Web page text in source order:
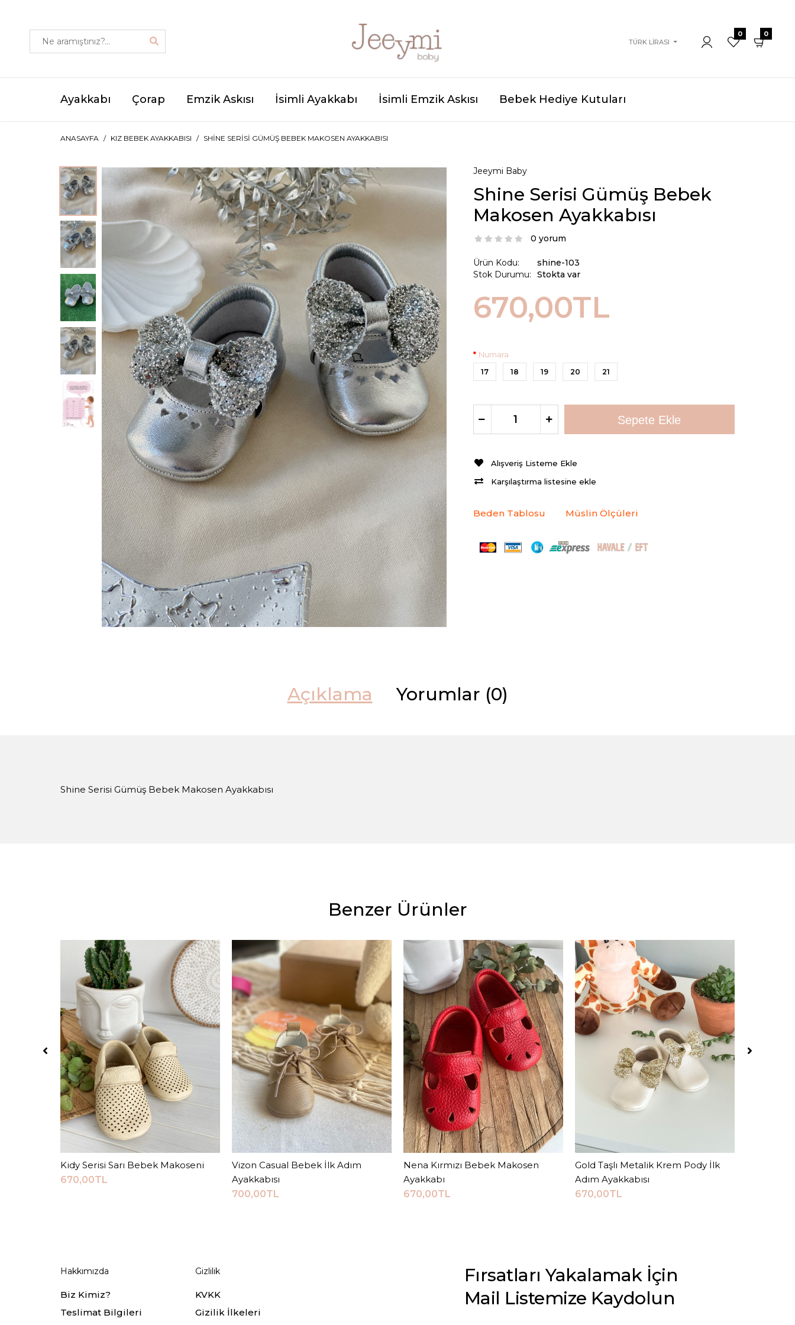
TÜRK LIRASI
0 0
Ayakkabı Çorap Emzik Askısı İsimli Ayakkabı İsimli Emzik Askısı Bebek Hediye Kutuları
ANASAYFA KIZ BEBEK AYAKKABISI SHINE SERISI GÜMÜŞ BEBEK MAKOSEN AYAKKABISI
Jeeymi Baby
Shine Serisi Gümüş Bebek
Makosen Ayakkabısı
0 yorum
Ürün Kodu:
Stok Durumu:
shine-103
Stokta var
670,00TL
Numara
17 18 19 20 21
Alışveriş Listeme Ekle
Karşılaştırma listesine ekle
Beden Tablosu Müslin Ölçüleri
Açıklama Yorumlar (0)
Shine Serisi Gümüş Bebek Makosen Ayakkabısı
Benzer Ürünler
Sepete Ekle
Kidy Serisi Sarı Bebek Makoseni
670,00TL
Sepete Ekle
Vizon Casual Bebek İlk Adım
Ayakkabısı
700,00TL
Sepete Ekle
Nena Kırmızı Bebek Makosen
Ayakkabı
670,00TL
Sepete Ekle
Gold Taşlı Metalik Krem Pody İlk
Adım Ayakkabısı
670,00TL
Hakkımızda
Biz Kimiz?
Teslimat Bilgileri
Gizlilik
KVKK
Gizilik İlkeleri
Fırsatları Yakalamak İçin
Mail Listemize Kaydolun